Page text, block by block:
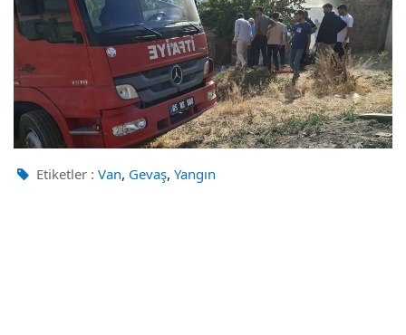
Etiketler : Van, Gevaş, Yangın